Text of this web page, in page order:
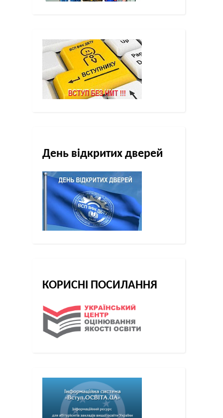
День відкритих дверей
КОРИСНІ ПОСИЛАННЯ